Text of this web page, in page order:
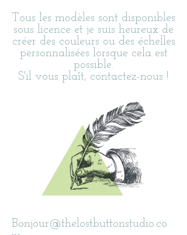
Tous les modèles sont disponibles
sous licence et je suis heureux de
créer des couleurs ou des échelles
personnalisées lorsque cela est
possible.
S'il vous plaît, contactez-nous !
Bonjour@thelostbuttonstudio.co